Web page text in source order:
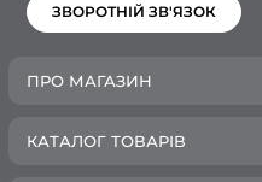
ЗВОРОТНІЙ ЗВ'ЯЗОК
ПРО МАГАЗИН
КАТАЛОГ ТОВАРІВ